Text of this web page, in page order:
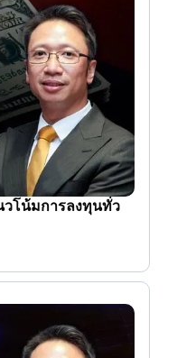
โน้มการลงทุนทั่ว